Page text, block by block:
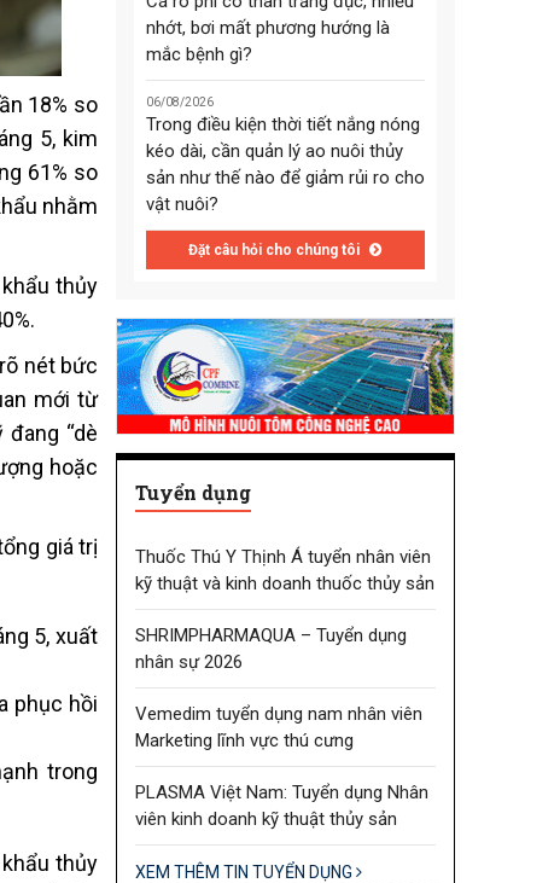
18% so
5, kim
61% so
nhằm
thủy
nét bức
mới từ
“dè
hoặc
giá trị
5, xuất
phục hồi
trong
thủy
nhớt, bơi mất phương hướng là
mắc bệnh gì?
06/08/2026
Trong điều kiện thời tiết nắng nóng
kéo dài, cần quản lý ao nuôi thủy
sản như thế nào để giảm rủi ro cho
vật nuôi?
Đặt câu hỏi cho chúng tôi
Tuyển dụng
Thuốc Thú Y Thịnh Á tuyển nhân viên
kỹ thuật và kinh doanh thuốc thủy sản
SHRIMPHARMAQUA – Tuyển dụng
nhân sự 2026
Vemedim tuyển dụng nam nhân viên
Marketing lĩnh vực thú cưng
PLASMA Việt Nam: Tuyển dụng Nhân
viên kinh doanh kỹ thuật thủy sản
XEM THÊM TIN TUYỂN DỤNG